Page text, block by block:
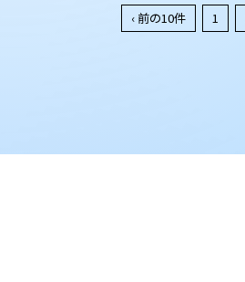
‹ 前の10件 1